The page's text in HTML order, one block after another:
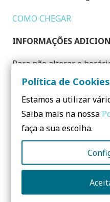
COMO CHEGAR
INFORMAÇÕES
Para não alterar o
seja pontual.
(Lotação máxima: 30
Política de Cookies
Estamos a utilizar
Saiba mais na nossa
faça a sua escolha.